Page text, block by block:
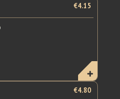
€4.15
€4.80